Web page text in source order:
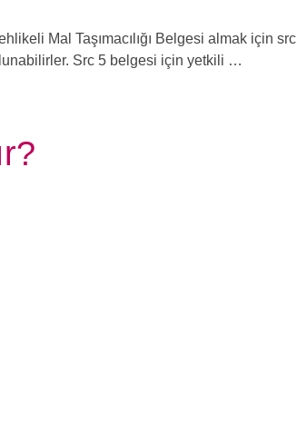
Mal Taşımacılığı Belgesi almak için src
Src 5 belgesi için yetkili …